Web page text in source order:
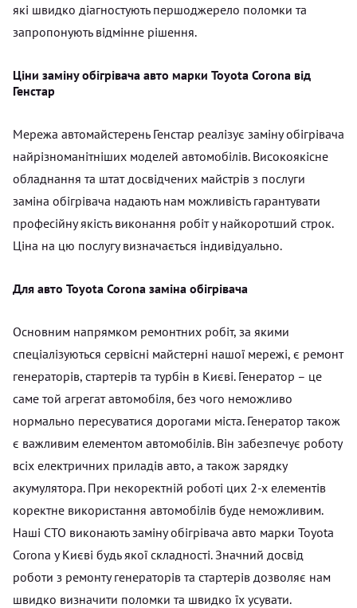
які швидко діагностують першоджерело поломки та
запропонують відмінне рішення.
Ціни заміну обігрівача авто марки Toyota Corona від
Генстар
Мережа автомайстерень Генстар реалізує заміну обігрівача
найрізноманітніших моделей автомобілів. Високоякісне
обладнання та штат досвідчених майстрів з послуги
заміна обігрівача надають нам можливість гарантувати
професійну якість виконання робіт у найкоротший строк.
Ціна на цю послугу визначається індивідуально.
Для авто Toyota Corona заміна обігрівача
Основним напрямком ремонтних робіт, за якими
спеціалізуються сервісні майстерні нашої мережі, є ремонт
генераторів, стартерів та турбін в Києві. Генератор – це
саме той агрегат автомобіля, без чого неможливо
нормально пересуватися дорогами міста. Генератор також
є важливим елементом автомобілів. Він забезпечує роботу
всіх електричних приладів авто, а також зарядку
акумулятора. При некоректній роботі цих 2-х елементів
коректне використання автомобілів буде неможливим.
Наші СТО виконають заміну обігрівача авто марки Toyota
Corona у Києві будь якої складності. Значний досвід
роботи з ремонту генераторів та стартерів дозволяє нам
швидко визначити поломки та швидко їх усувати.